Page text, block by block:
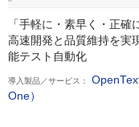
「手軽に・素早く・正確
高速開発と品質維持を実
能テスト自動化
導入製品／サービス：
One）